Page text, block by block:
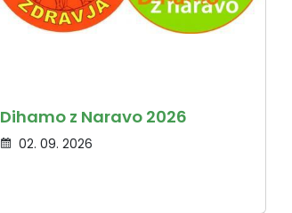
Dihamo z Naravo 2026
02. 09. 2026